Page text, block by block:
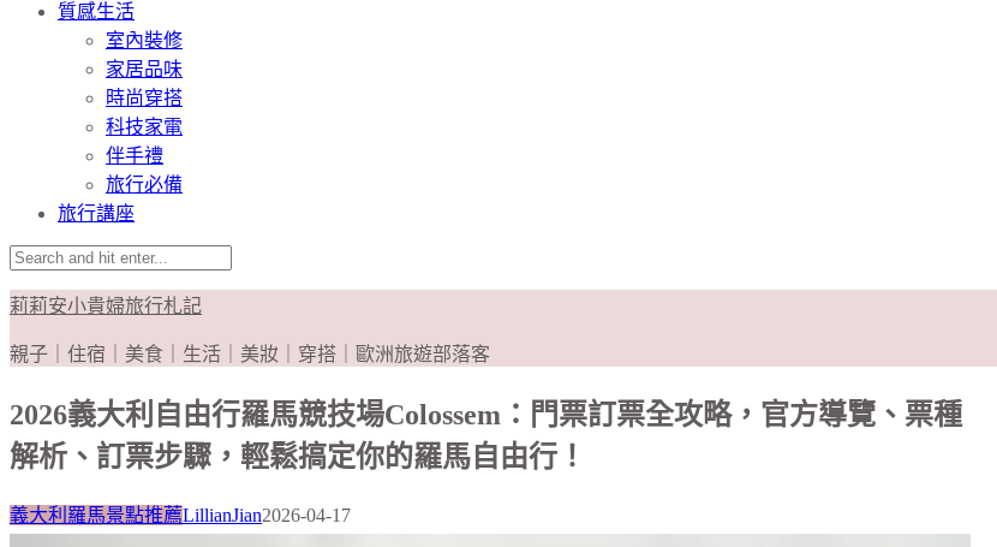
質感生活
室內裝修
家居品味
時尚穿搭
科技家電
伴手禮
旅行必備
旅行講座
莉莉安小貴婦旅行札記
親子｜住宿｜美食｜生活｜美妝｜穿搭｜歐洲旅遊部落客
2026義大利自由行羅馬競技場Colossem：門票訂票全攻略，官方導覽、票種
解析、訂票步驟，輕鬆搞定你的羅馬自由行！
義大利羅馬景點推薦LillianJian2026-04-17